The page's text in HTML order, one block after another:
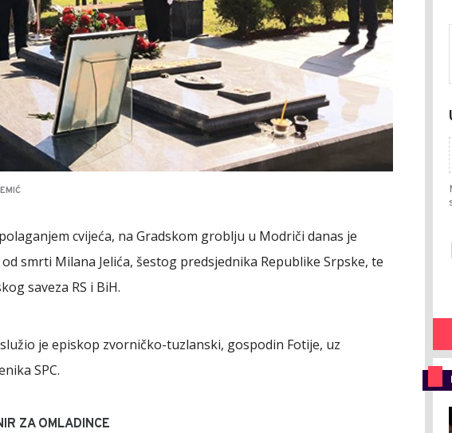
cvijeća, na Gradskom groblju u Modriči danas je
smrti Milana Jelića, šestog predsjednika Republike Srpske, te
saveza RS i BiH.
je episkop zvorničko-tuzlanski, gospodin Fotije, uz
SPC.
ZA OMLADINCE